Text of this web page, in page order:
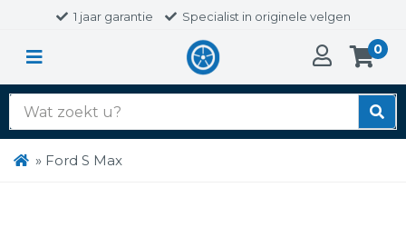
1 jaar garantie Specialist in originele velgen
0
Zoek
naar:
» Ford S Max